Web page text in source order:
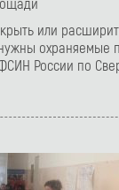
или
охраняемые
России по